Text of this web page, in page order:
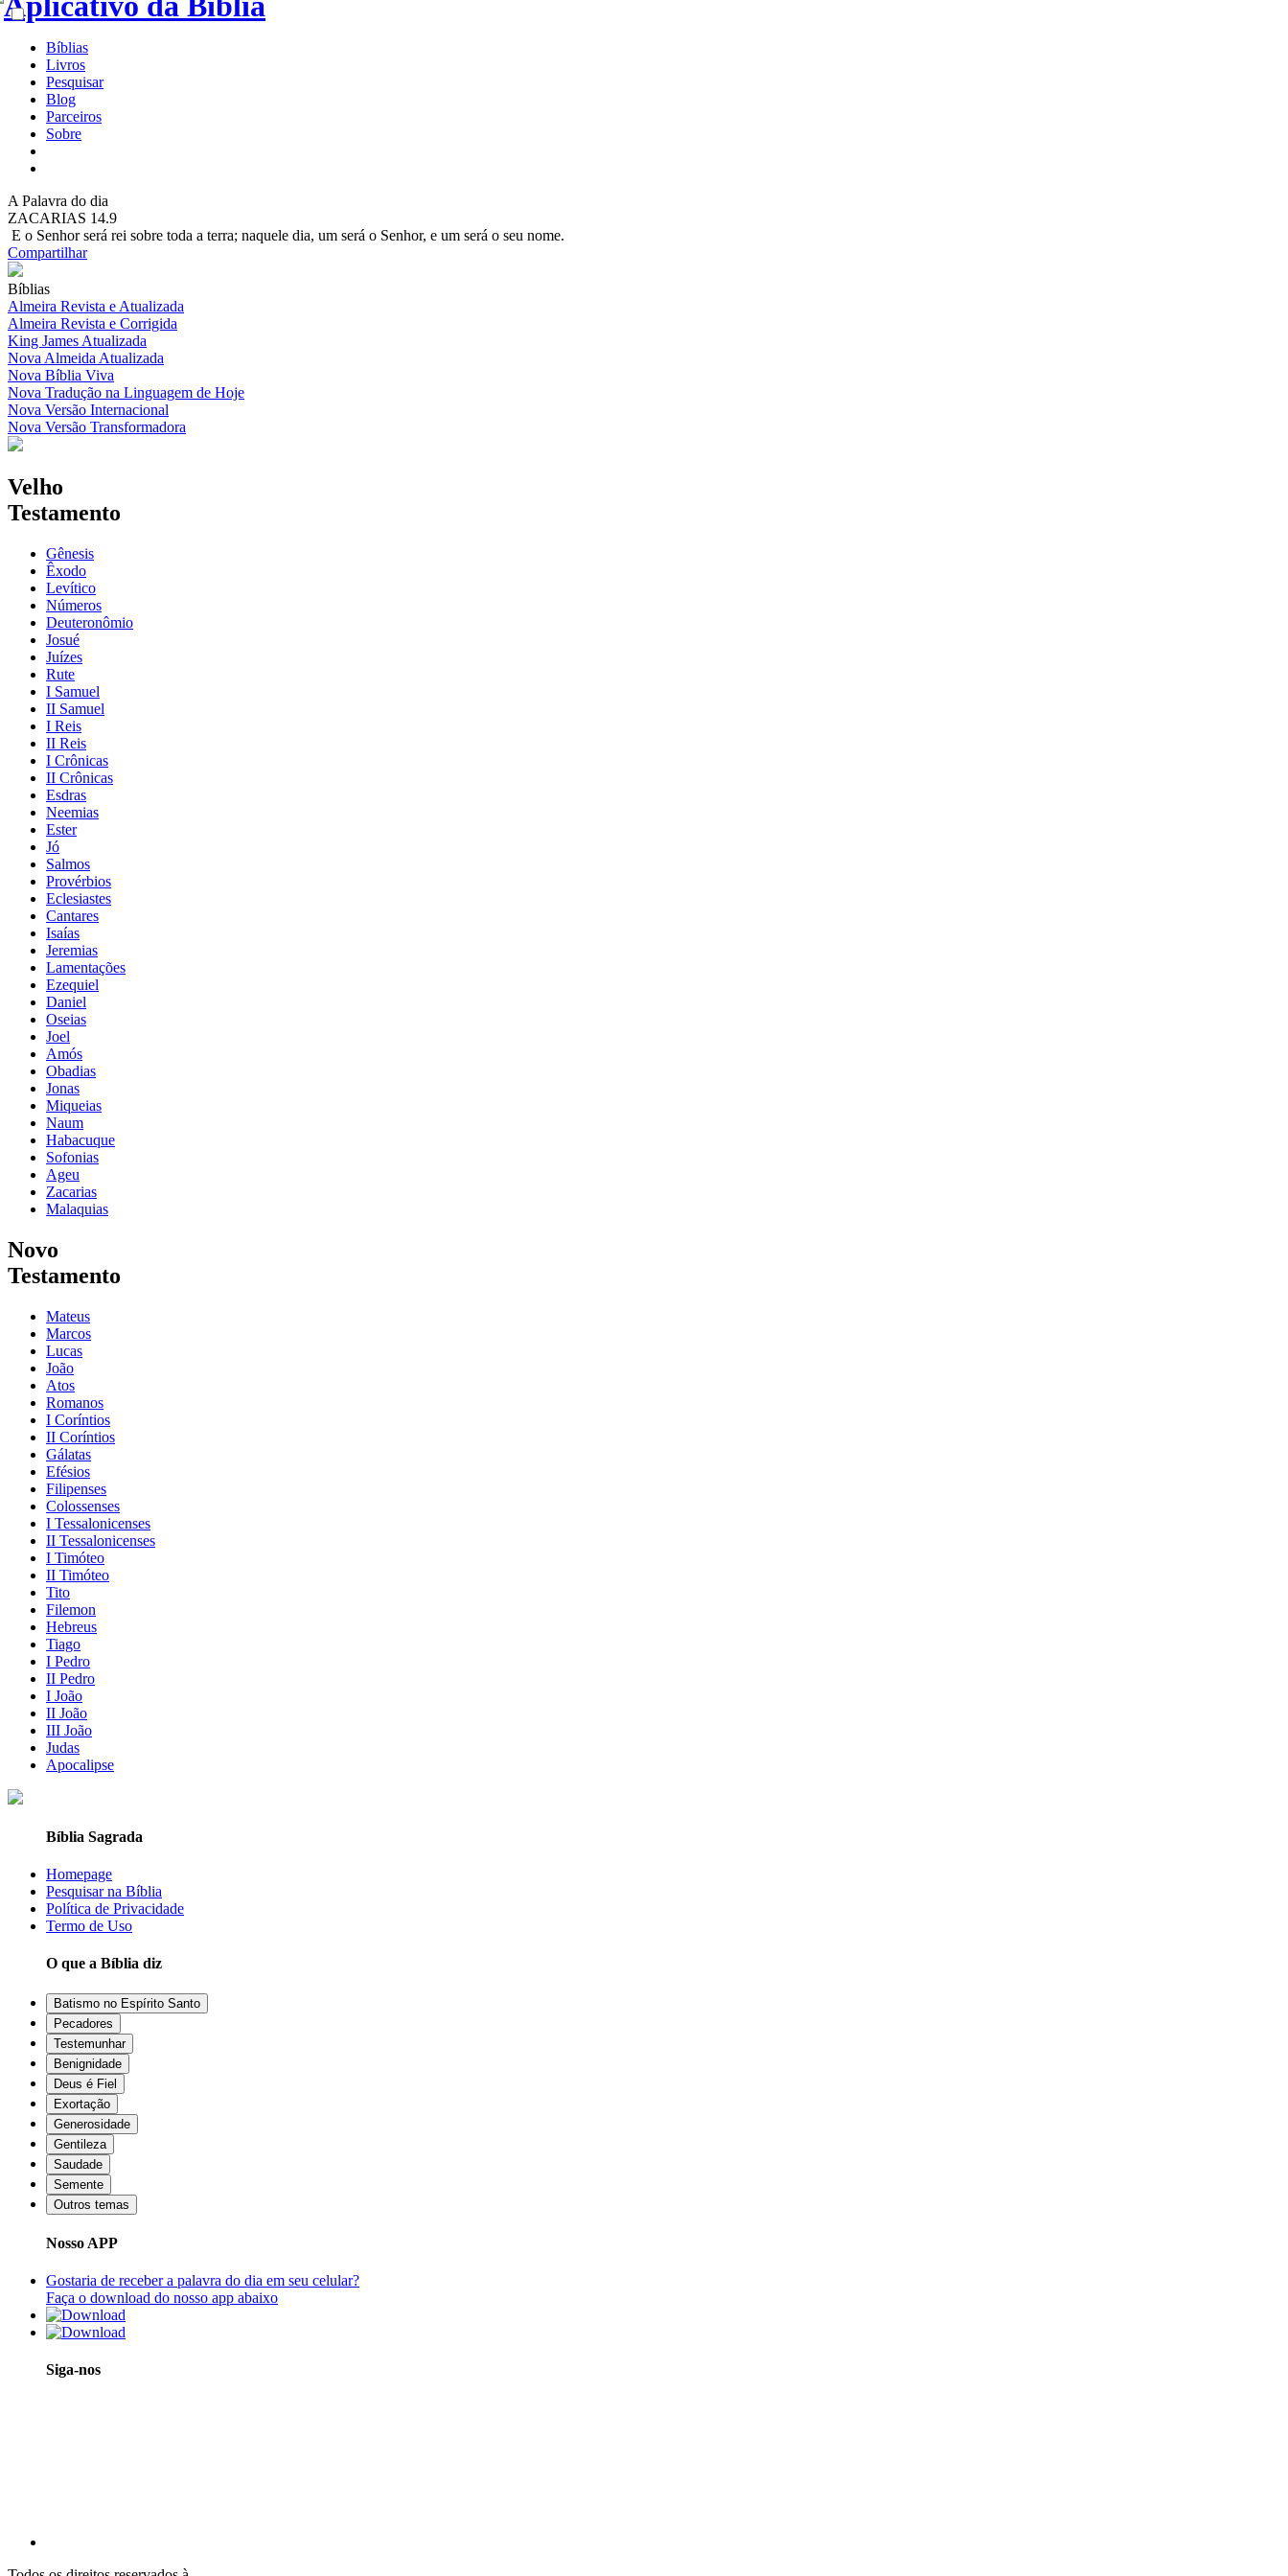
Bíblias
Livros
Pesquisar
Blog
Parceiros
Sobre
A Palavra do dia
ZACARIAS 14.9
E o Senhor será rei sobre toda a terra; naquele dia, um será o Senhor, e um será o seu nome.
Compartilhar
Bíblias
Almeira Revista e Atualizada
Almeira Revista e Corrigida
King James Atualizada
Nova Almeida Atualizada
Nova Bíblia Viva
Nova Tradução na Linguagem de Hoje
Nova Versão Internacional
Nova Versão Transformadora
Velho
Testamento
Gênesis
Êxodo
Levítico
Números
Deuteronômio
Josué
Juízes
Rute
I Samuel
II Samuel
I Reis
II Reis
I Crônicas
II Crônicas
Esdras
Neemias
Ester
Jó
Salmos
Provérbios
Eclesiastes
Cantares
Isaías
Jeremias
Lamentações
Ezequiel
Daniel
Oseias
Joel
Amós
Obadias
Jonas
Miqueias
Naum
Habacuque
Sofonias
Ageu
Zacarias
Malaquias
Novo
Testamento
Mateus
Marcos
Lucas
João
Atos
Romanos
I Coríntios
II Coríntios
Gálatas
Efésios
Filipenses
Colossenses
I Tessalonicenses
II Tessalonicenses
I Timóteo
II Timóteo
Tito
Filemon
Hebreus
Tiago
I Pedro
II Pedro
I João
II João
III João
Judas
Apocalipse
Bíblia Sagrada
Homepage
Pesquisar na Bíblia
Política de Privacidade
Termo de Uso
O que a Bíblia diz
Batismo no Espírito Santo
Pecadores
Testemunhar
Benignidade
Deus é Fiel
Exortação
Generosidade
Gentileza
Saudade
Semente
Outros temas
Nosso APP
Gostaria de receber a palavra do dia em seu celular?
Faça o download do nosso app abaixo
Siga-nos